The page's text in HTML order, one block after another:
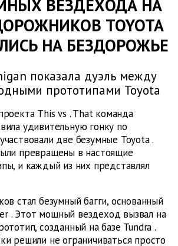
ВЕЗДЕХОДА НА
TOYOTA
НА БЕЗДОРОЖЬЕ
показала дуэль между
прототипами Toyota
This vs . That команда
удивительную гонку по
две безумные Toyota .
превращены в настоящие
и каждый из них представлял
стал безумный багги, основанный
. Этот мощный вездеход вызвал на
созданный на базе Tundra .
решили не ограничиваться просто